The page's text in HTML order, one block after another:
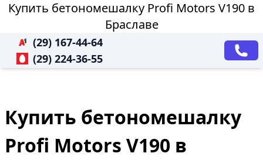
Купить бетономешалку Profi Motors V190 в
Браславе
(29) 167-44-64
(29) 224-36-55
Купить бетономешалку
Profi Motors V190 в